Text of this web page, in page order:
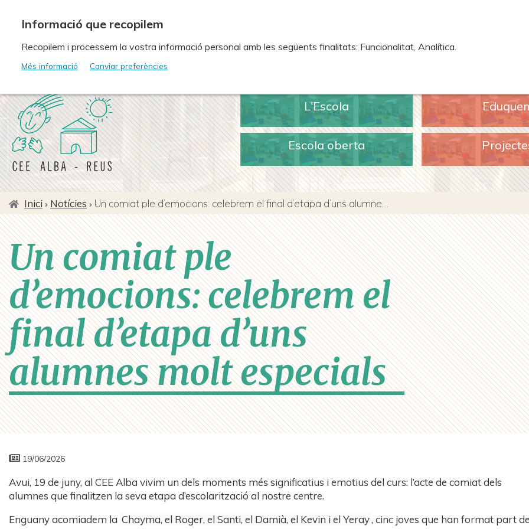
L'Escola
Escola oberta
Fil
d'ariadna
Inici Notícies
Un comiat ple
d’emocions: celebrem el
final d’etapa d’uns
alumnes molt especials
19/06/2026
Avui, 19 de juny, al CEE Alba vivim un dels moments més significatius i emotius del curs: l’acte de comiat dels
alumnes que finalitzen la seva etapa d’escolarització al nostre centre.
Enguany acomiadem la Chayma, el Roger, el Santi, el Damià, el Kevin i el Yeray, cinc joves que han format part
Recopilem i processem la vostra informació personal amb les següents finalitats: Funcionalitat, Analítica.
Més informació Canviar preferències